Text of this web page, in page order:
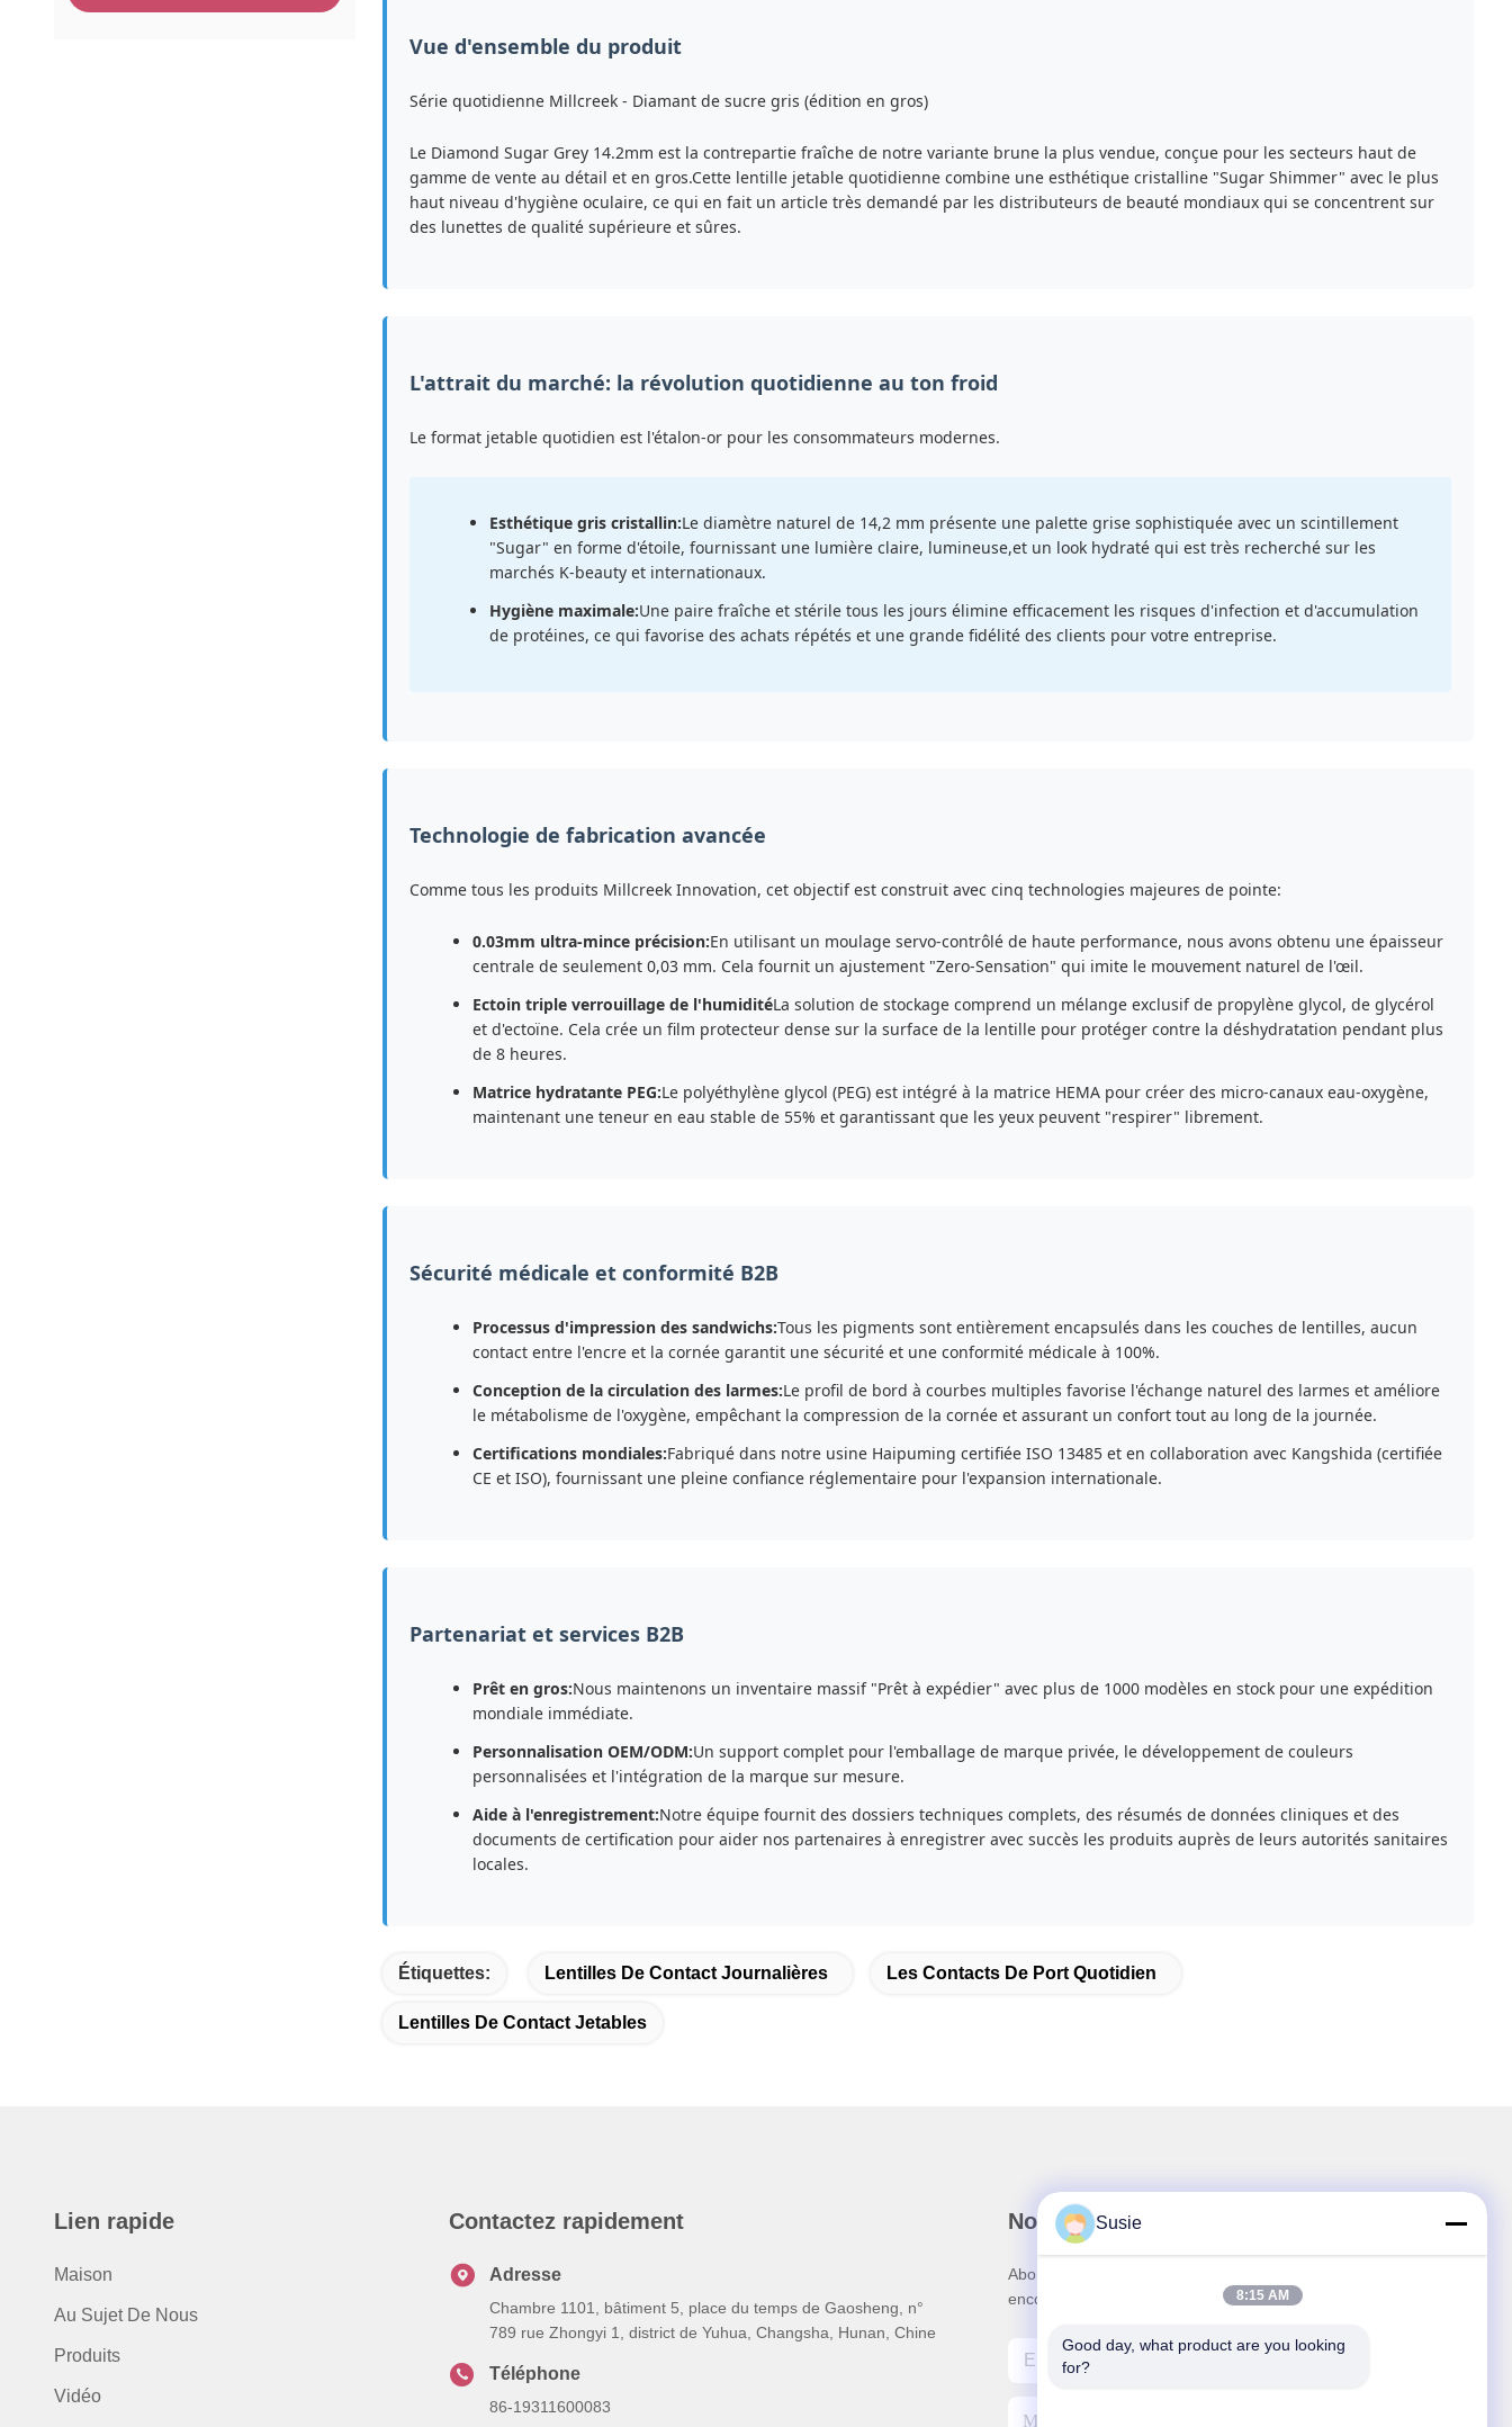
Vue d'ensemble du produit
Série quotidienne Millcreek - Diamant de sucre gris (édition en gros)
Le Diamond Sugar Grey 14.2mm est la contrepartie fraîche de notre variante brune la plus vendue, conçue pour les secteurs haut de
gamme de vente au détail et en gros.Cette lentille jetable quotidienne combine une esthétique cristalline "Sugar Shimmer" avec le plus
haut niveau d'hygiène oculaire, ce qui en fait un article très demandé par les distributeurs de beauté mondiaux qui se concentrent sur
des lunettes de qualité supérieure et sûres.
L'attrait du marché: la révolution quotidienne au ton froid
Le format jetable quotidien est l'étalon-or pour les consommateurs modernes.
Esthétique gris cristallin:Le diamètre naturel de 14,2 mm présente une palette grise sophistiquée avec un scintillement
"Sugar" en forme d'étoile, fournissant une lumière claire, lumineuse,et un look hydraté qui est très recherché sur les
marchés K-beauty et internationaux.
Hygiène maximale:Une paire fraîche et stérile tous les jours élimine efficacement les risques d'infection et d'accumulation
de protéines, ce qui favorise des achats répétés et une grande fidélité des clients pour votre entreprise.
Technologie de fabrication avancée
Comme tous les produits Millcreek Innovation, cet objectif est construit avec cinq technologies majeures de pointe:
0.03mm ultra-mince précision:En utilisant un moulage servo-contrôlé de haute performance, nous avons obtenu une épaisseur
centrale de seulement 0,03 mm. Cela fournit un ajustement "Zero-Sensation" qui imite le mouvement naturel de l'œil.
Ectoin triple verrouillage de l'humiditéLa solution de stockage comprend un mélange exclusif de propylène glycol, de glycérol
et d'ectoïne. Cela crée un film protecteur dense sur la surface de la lentille pour protéger contre la déshydratation pendant plus
de 8 heures.
Matrice hydratante PEG:Le polyéthylène glycol (PEG) est intégré à la matrice HEMA pour créer des micro-canaux eau-oxygène,
maintenant une teneur en eau stable de 55% et garantissant que les yeux peuvent "respirer" librement.
Sécurité médicale et conformité B2B
Processus d'impression des sandwichs:Tous les pigments sont entièrement encapsulés dans les couches de lentilles, aucun
contact entre l'encre et la cornée garantit une sécurité et une conformité médicale à 100%.
Conception de la circulation des larmes:Le profil de bord à courbes multiples favorise l'échange naturel des larmes et améliore
le métabolisme de l'oxygène, empêchant la compression de la cornée et assurant un confort tout au long de la journée.
Certifications mondiales:Fabriqué dans notre usine Haipuming certifiée ISO 13485 et en collaboration avec Kangshida (certifiée
CE et ISO), fournissant une pleine confiance réglementaire pour l'expansion internationale.
Partenariat et services B2B
Prêt en gros:Nous maintenons un inventaire massif "Prêt à expédier" avec plus de 1000 modèles en stock pour une expédition
mondiale immédiate.
Personnalisation OEM/ODM:Un support complet pour l'emballage de marque privée, le développement de couleurs
personnalisées et l'intégration de la marque sur mesure.
Aide à l'enregistrement:Notre équipe fournit des dossiers techniques complets, des résumés de données cliniques et des
documents de certification pour aider nos partenaires à enregistrer avec succès les produits auprès de leurs autorités sanitaires
locales.
Étiquettes: Lentilles De Contact Journalières Les Contacts De Port Quotidien
Lentilles De Contact Jetables
Lien rapide
Maison
Au Sujet De Nous
Produits
Vidéo
Contactez rapidement
Adresse
Chambre 1101, bâtiment 5, place du temps de Gaosheng, n°
789 rue Zhongyi 1, district de Yuhua, Changsha, Hunan, Chine
Téléphone
86-19311600083
Notre newsletter
Abonnez-vous à notre newsletter pour des réductions et plus
encore.
Susie
8:15 AM
Good day, what product are you looking
for?